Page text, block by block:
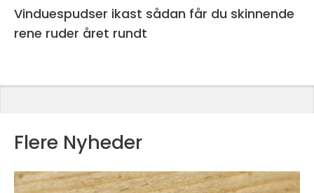
Vinduespudser ikast sådan får du skinnende
rene ruder året rundt
Flere Nyheder